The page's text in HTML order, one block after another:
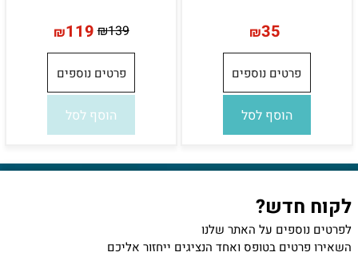
₪35
פרטים נוספים
הוסף לסל
₪139
₪119
פרטים נוספים
הוסף לסל
לקוח חדש?
לפרטים נוספים על האתר שלנו
השאירו פרטים בטופס ואחד הנציגים ייחזור אליכם